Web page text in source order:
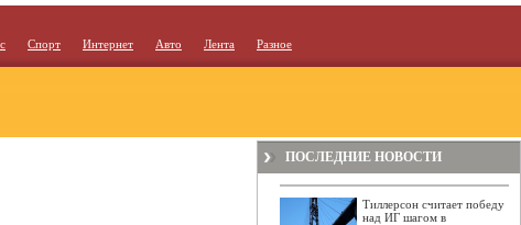
Спорт Интернет Авто Лента Разное
ПОСЛЕДНИЕ НОВОСТИ
Тиллерсон считает победу
над ИГ шагом в